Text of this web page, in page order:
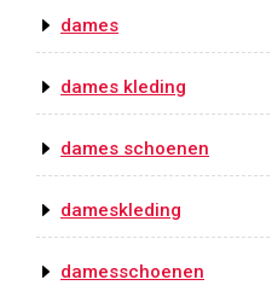
dames
dames kleding
dames schoenen
dameskleding
damesschoenen